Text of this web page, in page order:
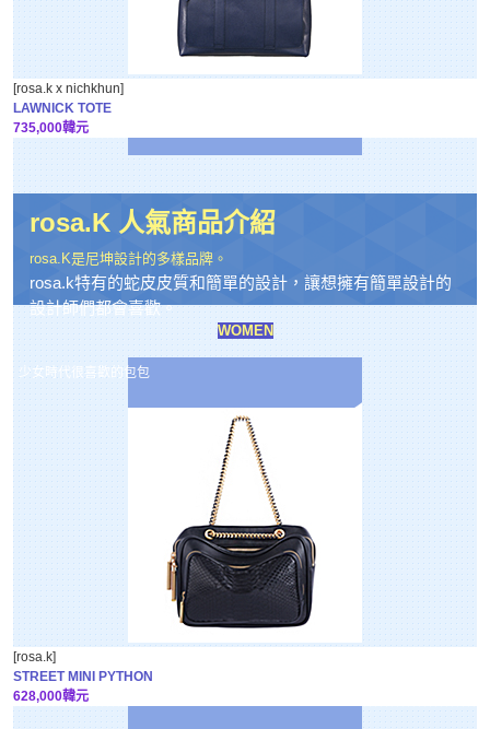
[rosa.k x nichkhun]
LAWNICK TOTE
735,000韓元
rosa.K 人氣商品介紹
rosa.K是尼坤設計的多樣品牌。
rosa.k特有的蛇皮皮質和簡單的設計，讓想擁有簡單設計的
設計師們都會喜歡。
WOMEN
少女時代很喜歡的包包
[rosa.k]
STREET MINI PYTHON
628,000韓元